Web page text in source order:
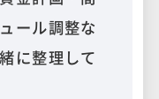
ール調整な
に整理して